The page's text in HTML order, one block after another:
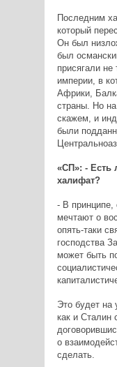
Последним
который
Он был
был
присягали
империи, в
Африки,
страны. Но
скажем, и
были
«СП»: - Есть
халифат?
- В принципе,
мечтают о
опять-таки
господства
может быть
Это будет на
как и Сталин
о
сделать.